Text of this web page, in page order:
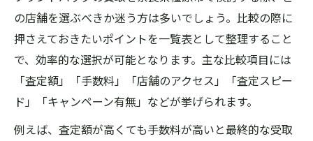
の店舗を選ぶべきか迷う方は多いでしょう。比較の際に
押さえておきたいポイントを一覧表として整理すること
で、効率的な選択が可能となります。主な比較項目には
「査定額」「手数料」「店舗のアクセス」「査定スピー
ド」「キャンペーン有無」などが挙げられます。
例えば、査定額が高くても手数料が高いと最終的な受取